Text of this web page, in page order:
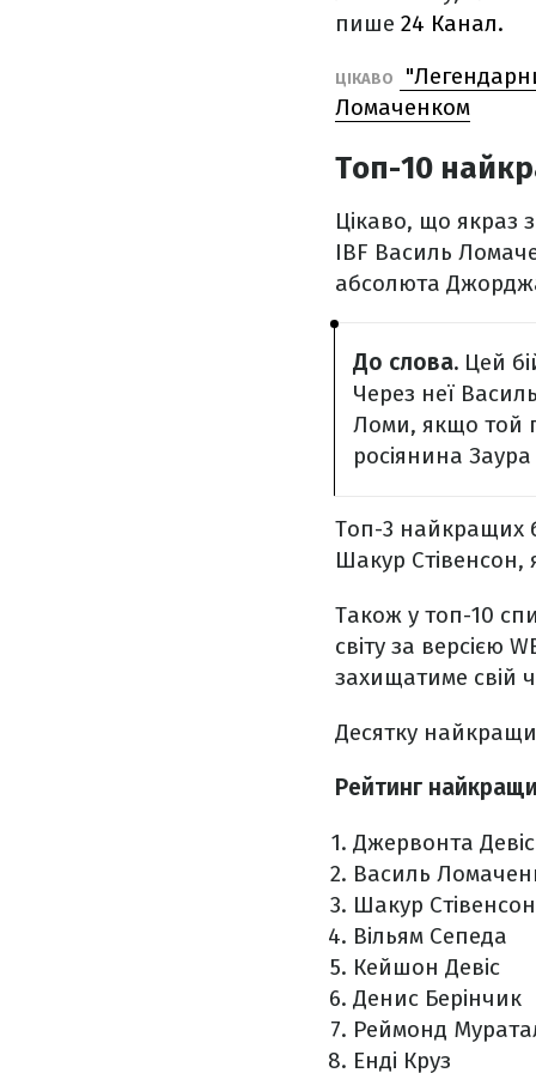
пише 24 Канал.
ЦІКАВО
Ломаченком
Топ-10
Цікаво, що якраз
IBF Василь
абсолюта
До слова. Цей
Через неї
Ломи, якщо той
росіянина
Топ-3 найкращих
Шакур Стівенсон,
Також у топ-10
світу за версією
захищатиме свій
Десятку
Рейтинг
Джервонта Девіс
Василь
Шакур Стівенсон
Вільям Сепеда
Кейшон Девіс
Денис Берінчик
Реймонд
Енді Круз